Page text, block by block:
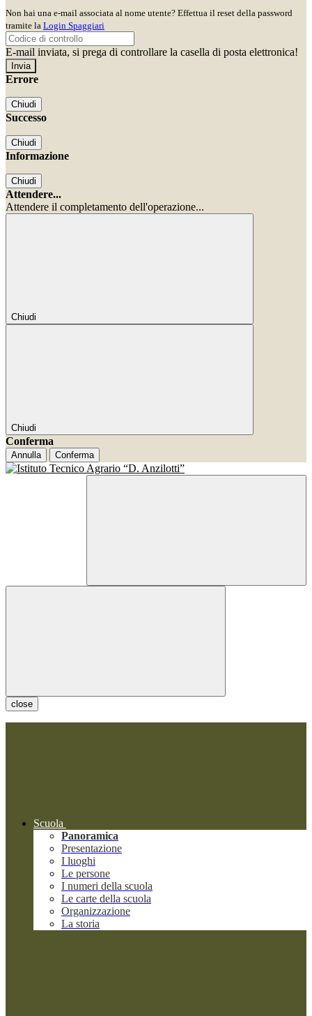
Non hai una e-mail associata al nome utente? Effettua il reset della password
tramite la Login Spaggiari
E-mail inviata, si prega di controllare la casella di posta elettronica!
Errore
Chiudi
Successo
Chiudi
Informazione
Chiudi
Attendere...
Attendere il completamento dell'operazione...
Chiudi
Chiudi
Conferma
Annulla Conferma
close
Scuola
Panoramica
Presentazione
I luoghi
Le persone
I numeri della scuola
Le carte della scuola
Organizzazione
La storia